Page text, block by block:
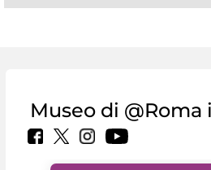
Museo di